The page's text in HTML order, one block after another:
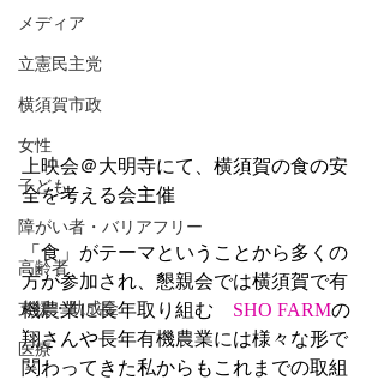
メディア
立憲民主党
横須賀市政
女性
子ども
障がい者・バリアフリー
高齢者
支援・助成金
医療
上映会＠大明寺にて、横須賀の食の安
全を考える会主催
「食」がテーマということから多くの
方が参加され、懇親会では横須賀で有
機農業に長年取り組む SHO FARMの
翔さんや長年有機農業には様々な形で
関わってきた私からもこれまでの取組